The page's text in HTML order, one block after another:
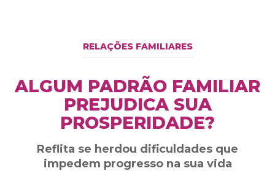
RELAÇÕES FAMILIARES
ALGUM PADRÃO FAMILIAR
PREJUDICA SUA
PROSPERIDADE?
Reflita se herdou dificuldades que
impedem progresso na sua vida